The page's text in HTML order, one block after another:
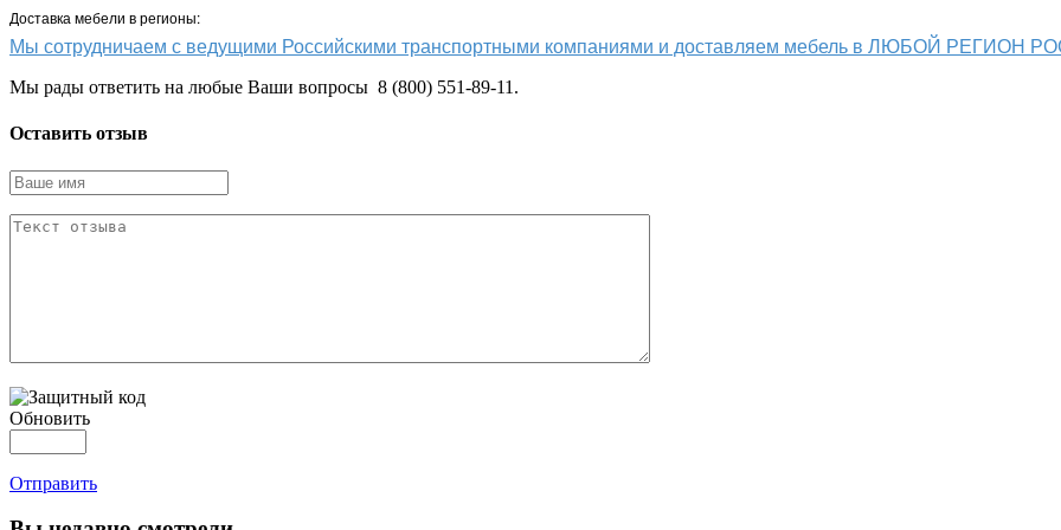
Доставка мебели в регионы:
Мы сотрудничаем с ведущими Российскими транспортными компаниями и доставляем мебель в ЛЮБОЙ РЕГИОН
Мы рады ответить на любые Ваши вопросы 8 (800) 551-89-11.
Оставить отзыв
Обновить
Отправить